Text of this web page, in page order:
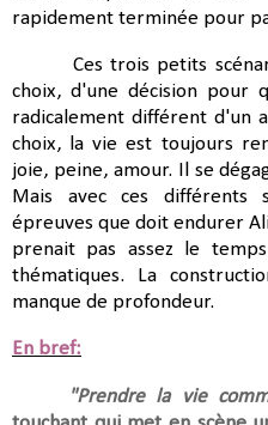
rapidement terminée pour
Ces trois petits
choix, d'une décision pour
radicalement différent d'un
choix, la vie est toujours
joie, peine, amour. Il se
Mais avec ces différents
épreuves que doit endurer
prenait pas assez le
thématiques. La
manque de profondeur.
En bref:
"Prendre la vie